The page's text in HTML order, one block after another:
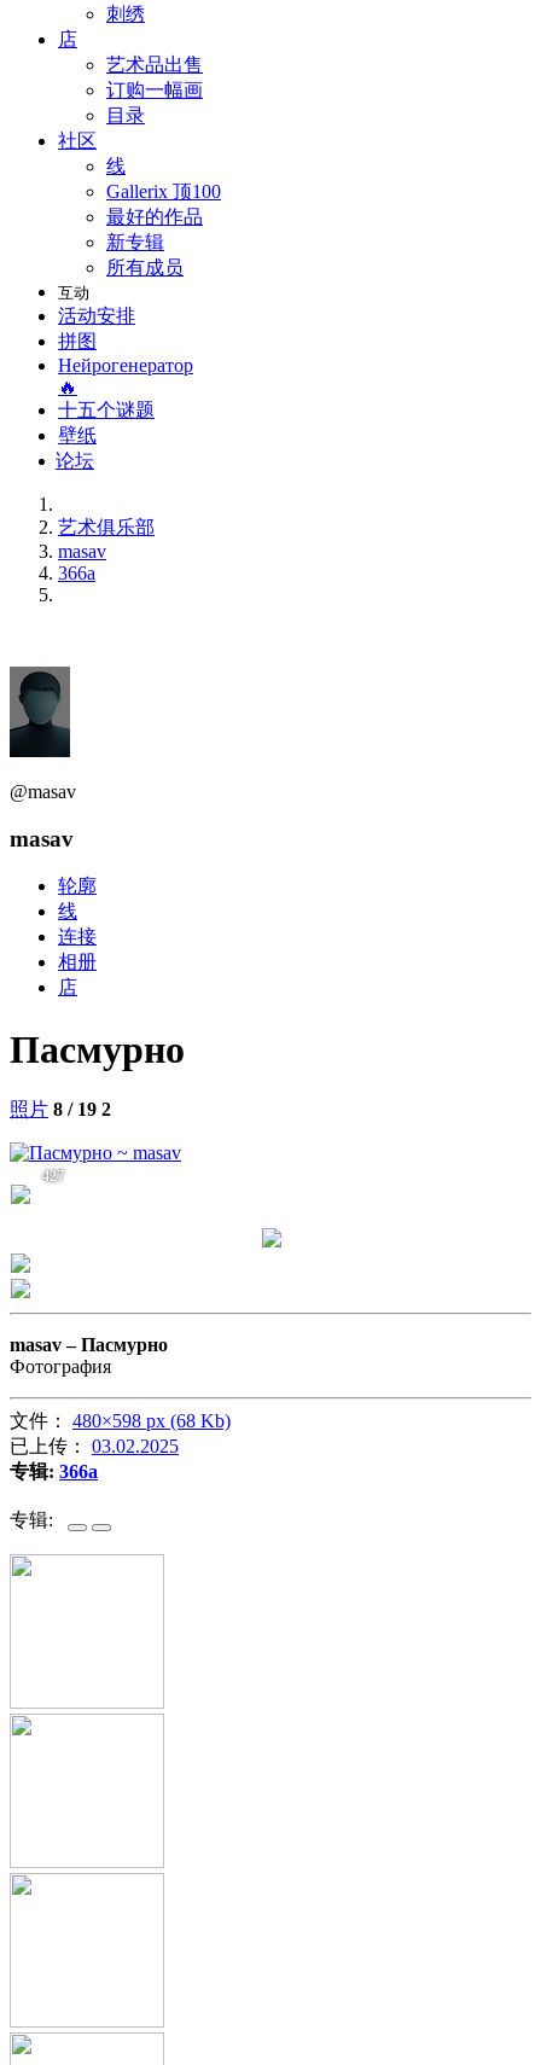
刺绣
店
艺术品出售
订购一幅画
目录
社区
线
Gallerix 顶100
最好的作品
新专辑
所有成员
互动
活动安排
拼图
Нейрогенератор
🔥
十五个谜题
壁纸
论坛
艺术俱乐部
masav
366a
@masav
masav
轮廓
线
连接
相册
店
Пасмурно
照片 8 / 19 2
427
masav –Пасмурно
Фотография
文件： 480×598 px (68 Kb)
已上传： 03.02.2025
专辑: 366a
专辑: